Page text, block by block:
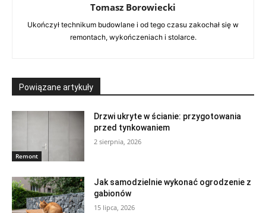
Tomasz Borowiecki
Ukończył technikum budowlane i od tego czasu zakochał się w
remontach, wykończeniach i stolarce.
Powiązane artykuły
Remont
Drzwi ukryte w ścianie: przygotowania
przed tynkowaniem
2 sierpnia, 2026
Jak samodzielnie wykonać ogrodzenie z
gabionów
15 lipca, 2026